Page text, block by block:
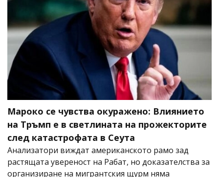
Мароко се чувства окуражено: Влиянието
на Тръмп е в светлината на прожекторите
след катастрофата в Сеута
Анализатори виждат американското рамо зад
растящата увереност на Рабат, но доказателства за
организиране на мигрантския щурм няма